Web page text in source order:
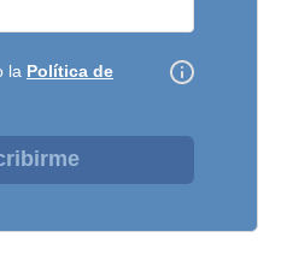
la Política de